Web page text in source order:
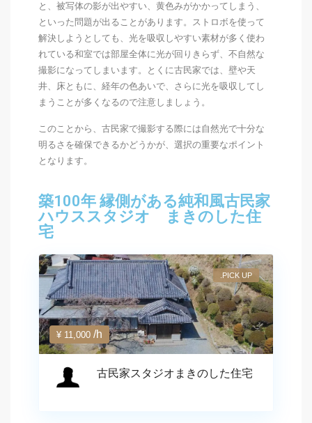
と、被写体の影が出やすい、黄色みがかかってしまう、
といった問題が出ることがあります。ストロボを使って
解決しようとしても、光を吸収しやすい素材が多く使わ
れている和室では部屋全体に光が回りきらず、不自然な
撮影になってしまいます。とくに古民家では、壁や天
井、床ともに、経年の色あいで、さらに光を吸収してし
まうことが多くなるので注意しましょう。
このことから、古民家で撮影する際には自然光で十分な
明るさを確保できるかどうかが、選択の重要なポイント
となります。
築100年 縁側がある純和風古民家
ハウススタジオ まきのした住
宅
¥ 11,000/h
.PICK UP
古民家スタジオまきのした住宅